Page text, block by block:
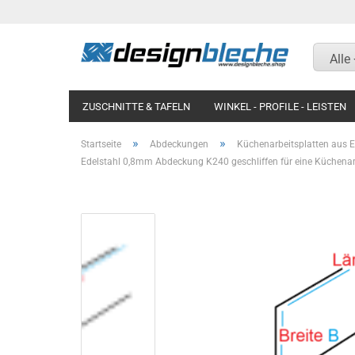
Alle
ZUSCHNITTE & TAFELN
Aluminium Strukturblech
Aluminium Lochblech
Aluminium Glattblech RAL
beschichtet
WINKEL - PROFILE - LEISTEN
Aluminium glatt RAL
nasslackiert
Aluminium blank eckig
gepresst Aussenmaß
KOTFLÜGEL UND RAMPEN MAGNETWAND /
Startseite » Abdeckungen » Küchenarbeitsplatten aus
Edelstahl 0,8mm Abdeckung K240 geschliffen für eine